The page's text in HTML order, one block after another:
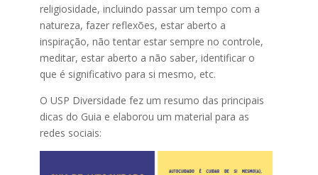
religiosidade, incluindo passar um tempo com a
natureza, fazer reflexões, estar aberto a
inspiração, não tentar estar sempre no controle,
meditar, estar aberto a não saber, identificar o
que é significativo para si mesmo, etc.
O USP Diversidade fez um resumo das principais
dicas do Guia e elaborou um material para as
redes sociais: